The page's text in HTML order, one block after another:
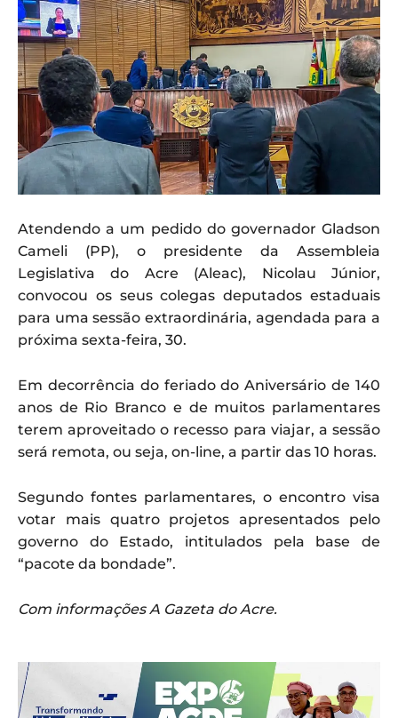
Atendendo a um pedido do governador Gladson
Cameli (PP), o presidente da Assembleia
Legislativa do Acre (Aleac), Nicolau Júnior,
convocou os seus colegas deputados estaduais
para uma sessão extraordinária, agendada para a
próxima sexta-feira, 30.
Em decorrência do feriado do Aniversário de 140
anos de Rio Branco e de muitos parlamentares
terem aproveitado o recesso para viajar, a sessão
será remota, ou seja, on-line, a partir das 10 horas.
Segundo fontes parlamentares, o encontro visa
votar mais quatro projetos apresentados pelo
governo do Estado, intitulados pela base de
“pacote da bondade”.
Com informações A Gazeta do Acre.